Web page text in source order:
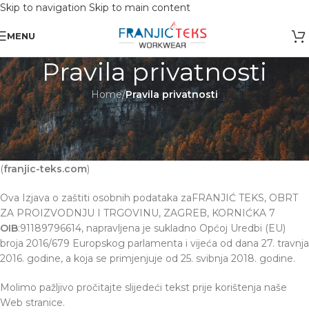
Skip to navigation Skip to main content
OBAVIJEST: Maloprodaja je zatvorena od 10.12. -13.12.2025 radi inventure.
MENU
Pravila privatnosti
Home/Pravila privatnosti
Politika privatnosti
Izjava o zaštiti osobnih podatakaFRANJIĆ TEKS, OBRT ZA
PROIZVODNJU I TRGOVINU, ZAGREB, KORNIĆKA 7
(franjic-teks.com)
Ova Izjava o zaštiti osobnih podataka zaFRANJIĆ TEKS, OBRT
ZA PROIZVODNJU I TRGOVINU, ZAGREB, KORNIĆKA 7
OIB:91189796614, napravljena je sukladno Općoj Uredbi (EU)
broja 2016/679 Europskog parlamenta i vijeća od dana 27. travnja
2016. godine, a koja se primjenjuje od 25. svibnja 2018. godine.
Molimo pažljivo pročitajte slijedeći tekst prije korištenja naše
Web stranice.